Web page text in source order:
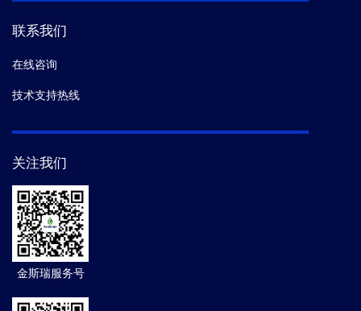
联系我们
在线咨询
技术支持热线
关注我们
金斯瑞服务号